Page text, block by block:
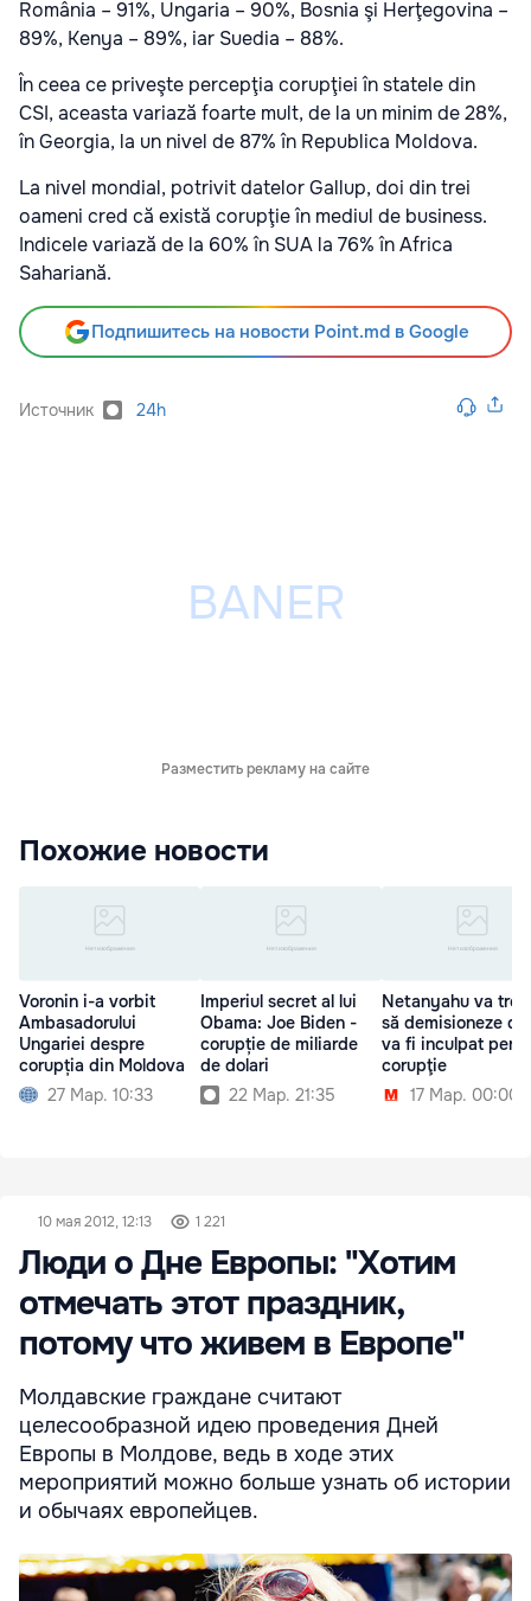
România – 91%, Ungaria – 90%, Bosnia şi Herţegovina –
89%, Kenya – 89%, iar Suedia – 88%.
În ceea ce priveşte percepţia corupţiei în statele din
CSI, aceasta variază foarte mult, de la un minim de 28%,
în Georgia, la un nivel de 87% în Republica Moldova.
La nivel mondial, potrivit datelor Gallup, doi din trei
oameni cred că există corupţie în mediul de business.
Indicele variază de la 60% în SUA la 76% în Africa
Sahariană.
Подпишитесь на новости Point.md в Google
Источник 24h
Разместить рекламу на сайте
Похожие новости
Voronin i-a vorbit
Ambasadorului
Ungariei despre
corupția din Moldova
27 Мар. 10:33
Imperiul secret al lui
Obama: Joe Biden -
corupție de miliarde
de dolari
22 Мар. 21:35
Netanyahu va
să demisioneze
va fi inculpat
corupţie
17 Мар. 00:00
10 мая 2012, 12:13 1 221
Люди о Дне Европы: "Хотим
отмечать этот праздник,
потому что живем в Европе"
Молдавские граждане считают
целесообразной идею проведения Дней
Европы в Молдове, ведь в ходе этих
мероприятий можно больше узнать об истории
и обычаях европейцев.